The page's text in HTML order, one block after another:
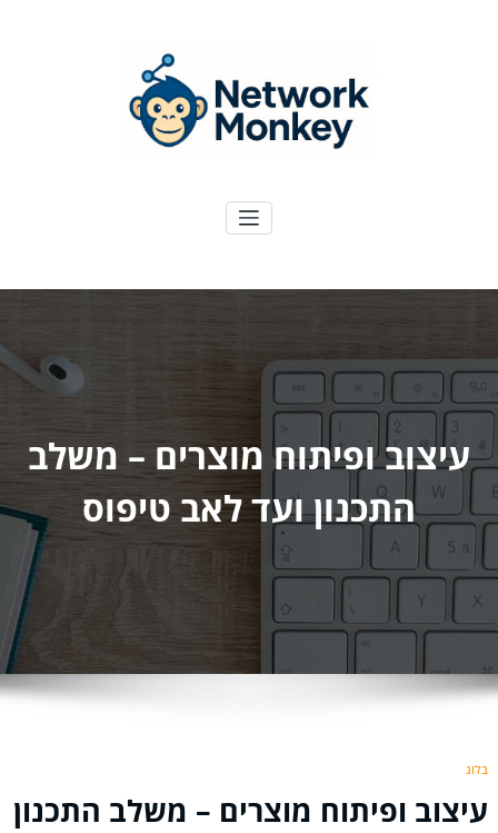
עיצוב ופיתוח מוצרים – משלב
התכנון ועד לאב טיפוס
בלוג
עיצוב ופיתוח מוצרים – משלב התכנון